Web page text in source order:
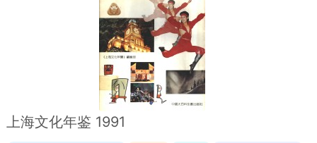
上海文化年鉴 1991